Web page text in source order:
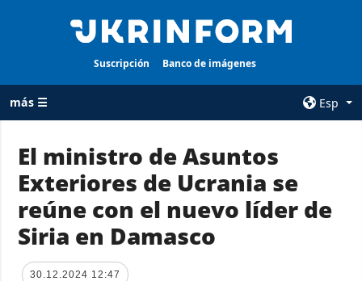
Suscripción Banco de imágenes
más ☰
Esp
TODAS LAS
CATEGORÍAS
Guerra
Reconstrucción
de Ucrania
AGENCIA
sobre la agencia
El ministro de Asuntos
Exteriores de Ucrania se
reúne con el nuevo líder de
Siria en Damasco
30.12.2024 12:47